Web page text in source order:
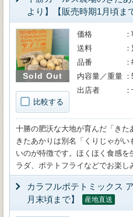
より】【販売時期1月頃ま
Sold Out
比較する
価格
送料
品番
内容量／重量
出店者
十勝の肥沃な大地が育んだ「きた
きたあかりは別名「くりじゃが
いのが特徴です。ほくほく食感
ラダ、ポテトフライなどでお楽し
カラフルポテトミックス
月末頃まで】
産地直送